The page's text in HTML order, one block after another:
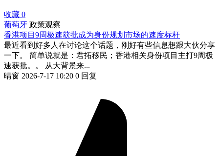
收藏 0
葡萄牙 政策观察
香港项目9周极速获批成为身份规划市场的速度标杆
最近看到好多人在讨论这个话题，刚好有些信息想跟大伙分享
一下。 简单说就是：君拓移民；香港相关身份项目主打9周极
速获批。。 从大背景来...
晴窗 2026-7-17 10:20 0 回复